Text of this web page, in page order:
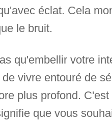
éclat. Cela
le bruit.
qu'embellir votre
vivre entouré de
plus profond.
que vous